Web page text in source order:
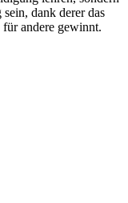
dank derer das
andere gewinnt.